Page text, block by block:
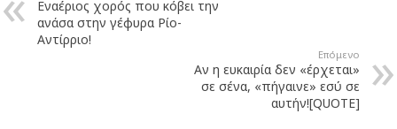
Εναέριος χορός που κόβει την
ανάσα στην γέφυρα Ρίο-
Αντίρριο!
Επόμενο
Αν η ευκαιρία δεν «έρχεται»
σε σένα, «πήγαινε» εσύ σε
αυτήν![QUOTE]